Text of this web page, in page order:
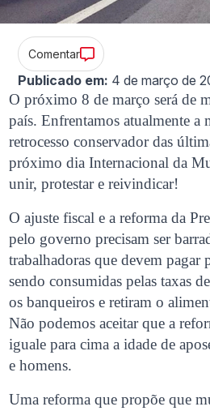
Comentar
Publicado em: 4 de março de
O próximo 8 de março será de
país. Enfrentamos atualmente a
retrocesso conservador das
próximo dia Internacional da
unir, protestar e reivindicar!
O ajuste fiscal e a reforma da
pelo governo precisam ser
trabalhadoras que devem pagar
sendo consumidas pelas taxas
os banqueiros e retiram o
Não podemos aceitar que a
iguale para cima a idade de
e homens.
Uma reforma que propõe que